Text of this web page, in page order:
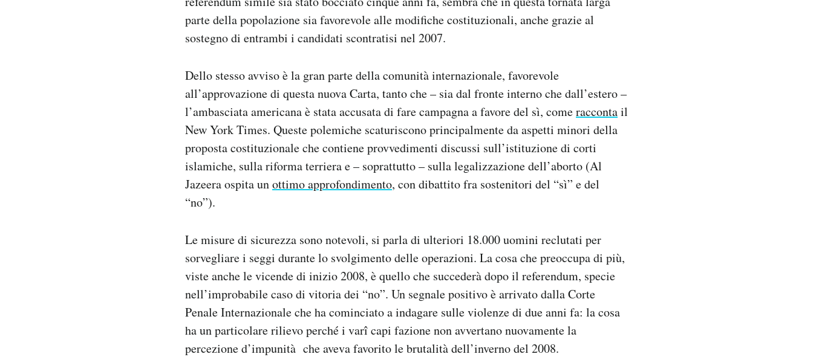
parte della popolazione sia favorevole alle modifiche costituzionali, anche grazie al
sostegno di entrambi i candidati scontratisi nel 2007.
Dello stesso avviso è la gran parte della comunità internazionale, favorevole
all’approvazione di questa nuova Carta, tanto che – sia dal fronte interno che dall’estero –
l’ambasciata americana è stata accusata di fare campagna a favore del sì, comeraccontail
New York Times. Queste polemiche scaturiscono principalmente da aspetti minori della
proposta costituzionale che contiene provvedimenti discussi sull’istituzione di corti
islamiche, sulla riforma terriera e – soprattutto – sulla legalizzazione dell’aborto (Al
Jazeera ospita unottimo approfondimento, con dibattito fra sostenitori del “sì” e del
“no”).
Le misure di sicurezza sono notevoli, si parla di ulteriori 18.000 uomini reclutati per
sorvegliare i seggi durante lo svolgimento delle operazioni. La cosa che preoccupa di più,
viste anche le vicende di inizio 2008, è quello che succederà dopo il referendum, specie
nell’improbabile caso di vitoria dei “no”. Un segnale positivo è arrivato dalla Corte
Penale Internazionale che ha cominciato a indagare sulle violenze di due anni fa: la cosa
ha un particolare rilievo perché i varî capi fazione non avvertano nuovamente la
percezione d’impunità che aveva favorito le brutalità dell’inverno del 2008.